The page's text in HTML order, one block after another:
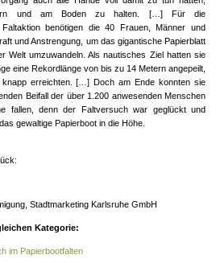
und am Boden zu halten. […] Für die
Faltaktion benötigen die 40 Frauen, Männer und
und Anstrengung, um das gigantische Papierblatt
Welt umzuwandeln. Als nautisches Ziel hatten sie
eine Rekordlänge von bis zu 14 Metern angepeilt,
erreichten. […] Doch am Ende konnten sie
Beifall der über 1.200 anwesenden Menschen
fallen, denn der Faltversuch war geglückt und
gewaltige Papierboot in die Höhe.
Stadtmarketing Karlsruhe GmbH
Kategorie:
im Papierbootfalten